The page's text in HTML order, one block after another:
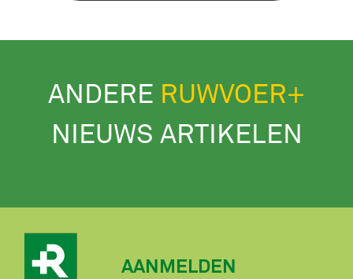
ANDERE RUWVOER+
NIEUWS ARTIKELEN
AANMELDEN